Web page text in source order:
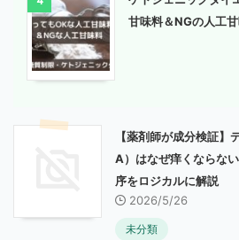
甘味料＆NGの人工
【薬剤師が成分検証
A）はなぜ痒くならな
序をロジカルに解説
2026/5/26
未分類